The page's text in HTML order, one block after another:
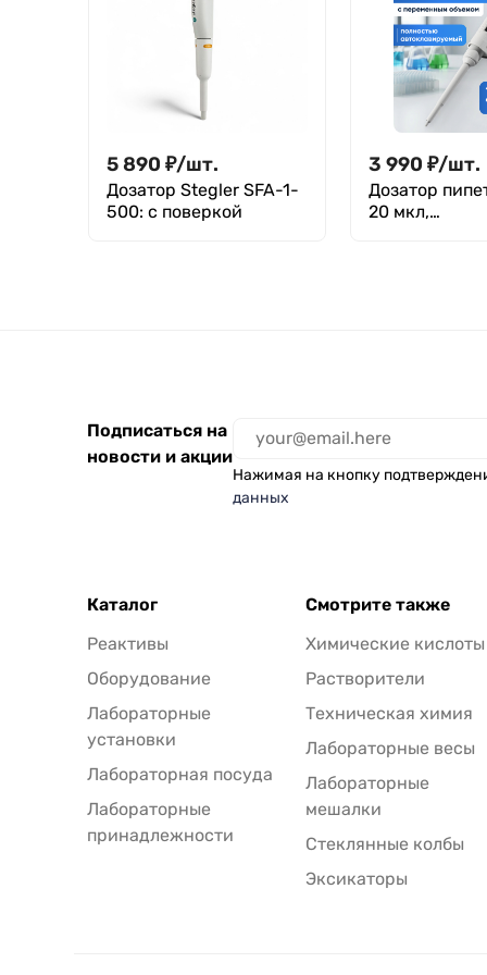
5 890 ₽/шт.
Дозатор Stegler SFA-1-
500: с поверкой
3 990 ₽/шт.
Дозатор
20 мкл,
Подписаться на
новости и акции
Нажимая на кнопку
данных
Каталог
Реактивы
Оборудование
Лабораторные
установки
Лабораторная посуда
Лабораторные
принадлежности
Смотрите также
Химические кислоты
Растворители
Техническая химия
Лабораторные весы
Лабораторные
мешалки
Стеклянные колбы
Эксикаторы